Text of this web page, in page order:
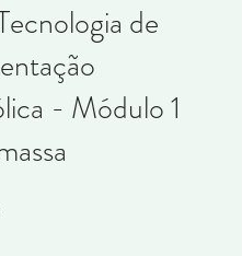
de
- Módulo 1